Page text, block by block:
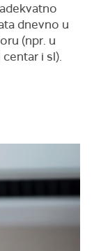
dnevno u
(npr. u
i sl).